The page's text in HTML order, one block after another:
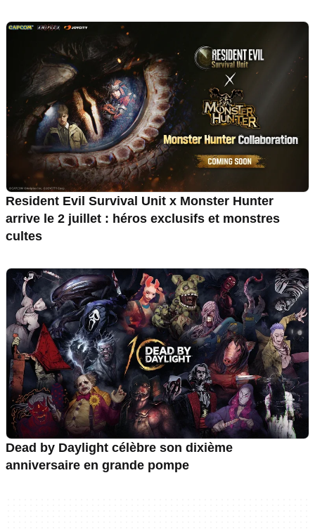
Resident Evil Survival Unit x Monster Hunter
arrive le 2 juillet : héros exclusifs et monstres
cultes
Dead by Daylight célèbre son dixième
anniversaire en grande pompe